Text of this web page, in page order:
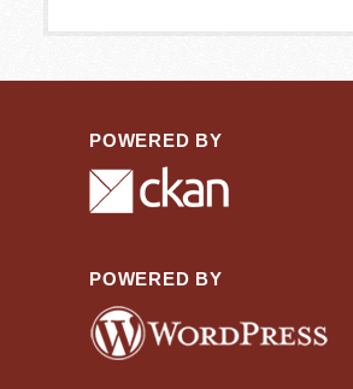
POWERED BY
POWERED BY